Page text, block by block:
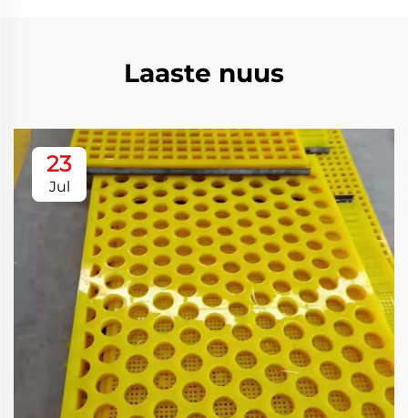
Laaste nuus
23
Jul